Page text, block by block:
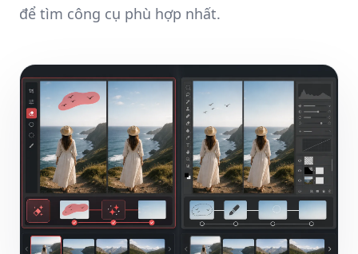
để tìm công cụ phù hợp nhất.